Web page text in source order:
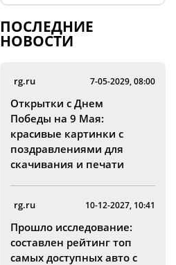
ПОСЛЕДНИЕ
НОВОСТИ
rg.ru 7-05-2029, 08:00
Открытки с Днем
Победы на 9 Мая:
красивые картинки с
поздравлениями для
скачивания и печати
rg.ru 10-12-2027, 10:41
Прошло исследование:
составлен рейтинг топ
самых доступных авто с